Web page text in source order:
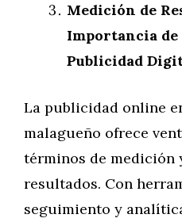
Medición de
Importancia de
Publicidad
La publicidad online
malagueño ofrece
términos de medición
resultados. Con
seguimiento y